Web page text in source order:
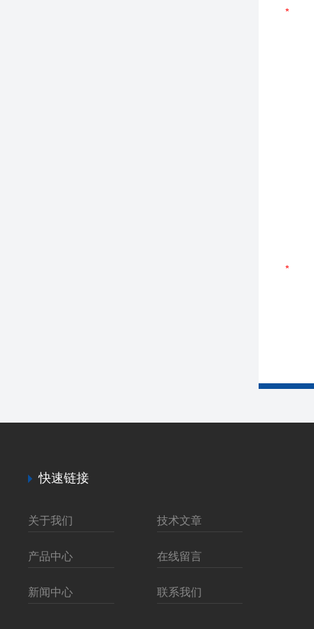
快速链接
关于我们 技术文章
产品中心 在线留言
新闻中心 联系我们